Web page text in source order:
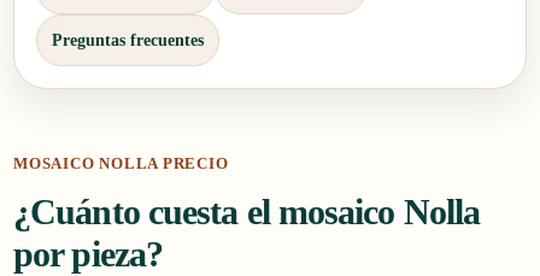
Preguntas frecuentes
MOSAICO NOLLA PRECIO
¿Cuánto cuesta el mosaico Nolla
por pieza?